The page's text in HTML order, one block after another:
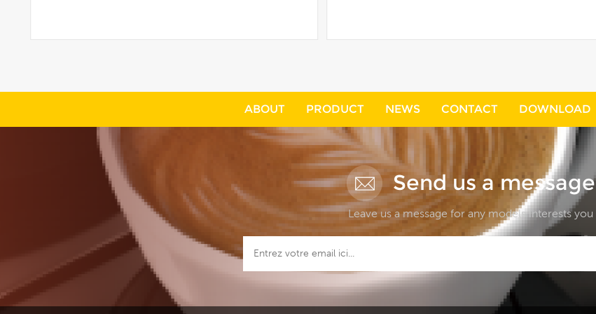
ABOUT PRODUCT NEWS CONTACT DOWNLOAD
Send us a message
Leave us a message for any models interests you